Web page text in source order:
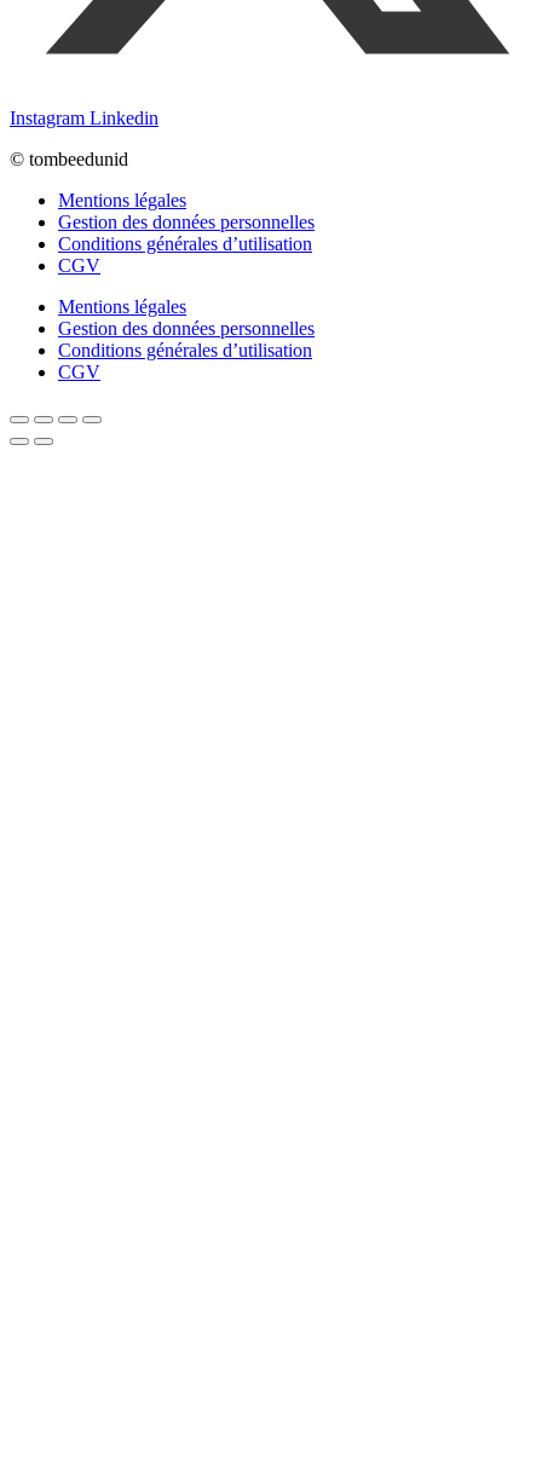
Instagram Linkedin
© tombeedunid
Mentions légales
Gestion des données personnelles
Conditions générales d’utilisation
CGV
Mentions légales
Gestion des données personnelles
Conditions générales d’utilisation
CGV